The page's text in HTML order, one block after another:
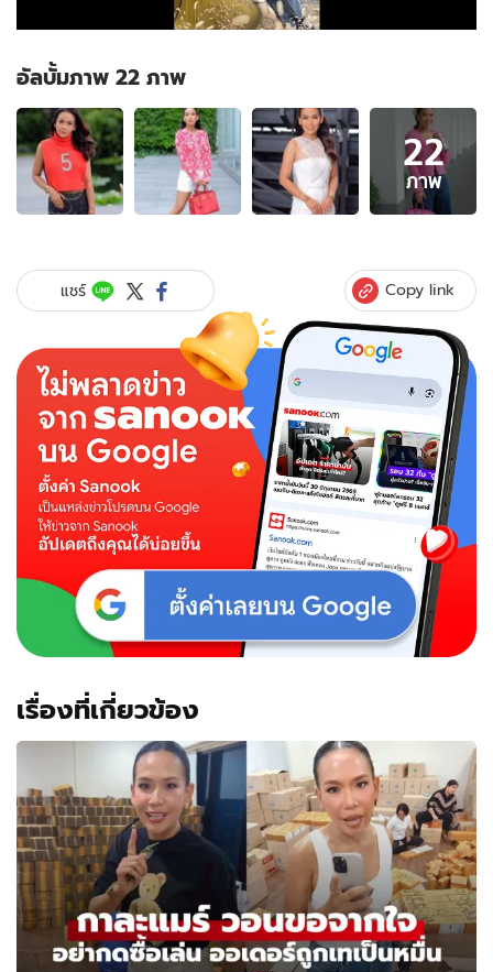
อัลบั้มภาพ 22 ภาพ
อัลบั้ม
ภาพ
22
ภาพ
ของ
แมร์"
ทน
เรียก
ร้อง
ไหว
อง3
ความ
22
ภาพ
แชร์ Copy link
เรื่องที่เกี่ยวข้อง